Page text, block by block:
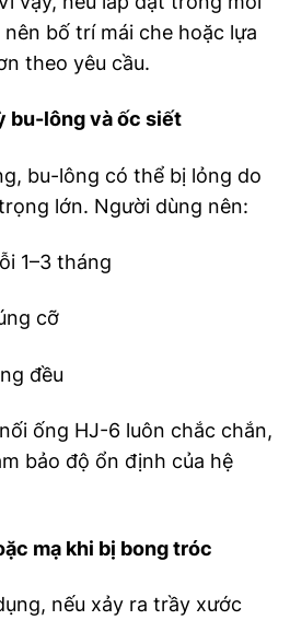
bố trí mái che hoặc lựa
theo yêu cầu.
bu-lông và ốc siết
bu-lông có thể bị lỏng do
lớn. Người dùng nên:
1–3 tháng
cỡ
đều
ống HJ-6 luôn chắc chắn,
bảo độ ổn định của hệ
mạ khi bị bong tróc
nếu xảy ra trầy xước